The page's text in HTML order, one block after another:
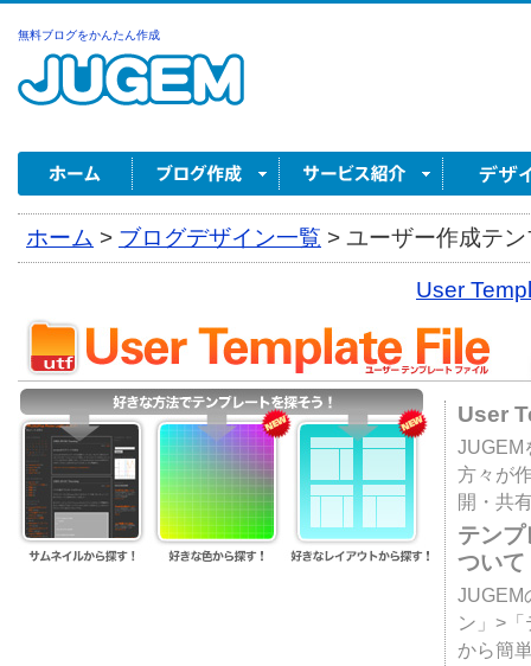
無料ブログをかんたん作成
ホーム > ブログデザイン一覧 > ユーザー作成テ
User
User
JUGEM
方々が
開・共
テン
ついて
JUGEM
ン」>
から簡